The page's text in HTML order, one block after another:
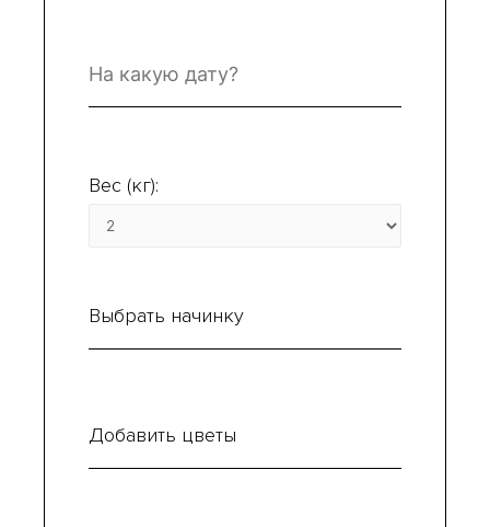
Вес (кг):
Выбрать начинку
Добавить цветы